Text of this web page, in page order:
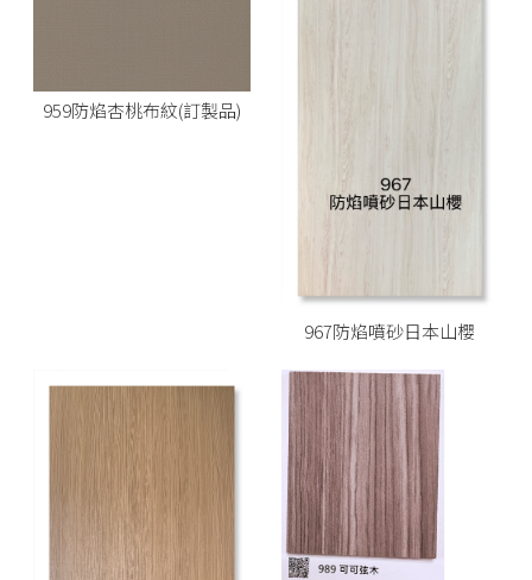
959防焰杏桃布紋(訂製品)
967防焰噴砂日本山櫻